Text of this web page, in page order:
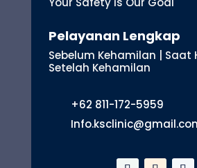
Pelayanan Lengkap
Sebelum Kehamilan | Saat
Setelah Kehamilan
+62 811-172-5959